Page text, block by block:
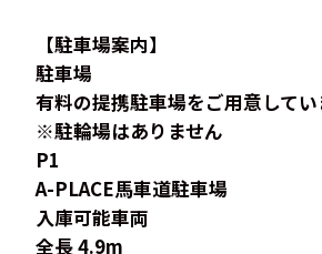
【駐車場案内】
駐車場
有料の提携駐車場をご用意してい
※駐輪場はありません
P1
A-PLACE馬車道駐車場
入庫可能車両
全長 4.9m